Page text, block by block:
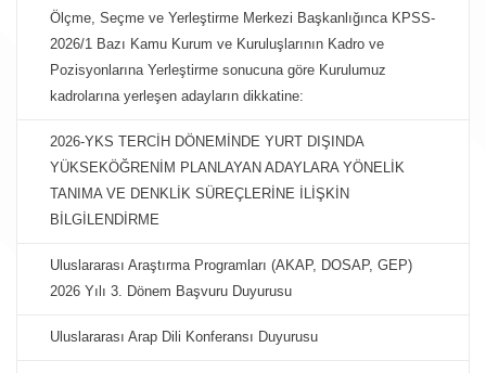
Ölçme, Seçme ve Yerleştirme Merkezi Başkanlığınca KPSS-
2026/1 Bazı Kamu Kurum ve Kuruluşlarının Kadro ve
Pozisyonlarına Yerleştirme sonucuna göre Kurulumuz
kadrolarına yerleşen adayların dikkatine:
2026-YKS TERCİH DÖNEMİNDE YURT DIŞINDA
YÜKSEKÖĞRENİM PLANLAYAN ADAYLARA YÖNELİK
TANIMA VE DENKLİK SÜREÇLERİNE İLİŞKİN
BİLGİLENDİRME
Uluslararası Araştırma Programları (AKAP, DOSAP, GEP)
2026 Yılı 3. Dönem Başvuru Duyurusu
Uluslararası Arap Dili Konferansı Duyurusu